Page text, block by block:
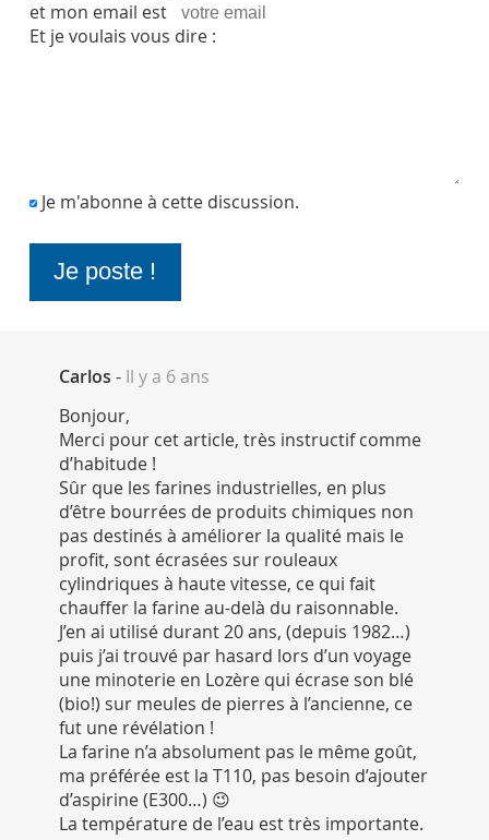
et mon email est
Et je voulais vous dire :
Je m'abonne à cette discussion.
Carlos - Il y a 6 ans
Bonjour,
Merci pour cet article, très instructif comme
d’habitude !
Sûr que les farines industrielles, en plus
d’être bourrées de produits chimiques non
pas destinés à améliorer la qualité mais le
profit, sont écrasées sur rouleaux
cylindriques à haute vitesse, ce qui fait
chauffer la farine au-delà du raisonnable.
J’en ai utilisé durant 20 ans, (depuis 1982…)
puis j’ai trouvé par hasard lors d’un voyage
une minoterie en Lozère qui écrase son blé
(bio!) sur meules de pierres à l’ancienne, ce
fut une révélation !
La farine n’a absolument pas le même goût,
ma préférée est la T110, pas besoin d’ajouter
d’aspirine (E300…) 😉
La température de l’eau est très importante.